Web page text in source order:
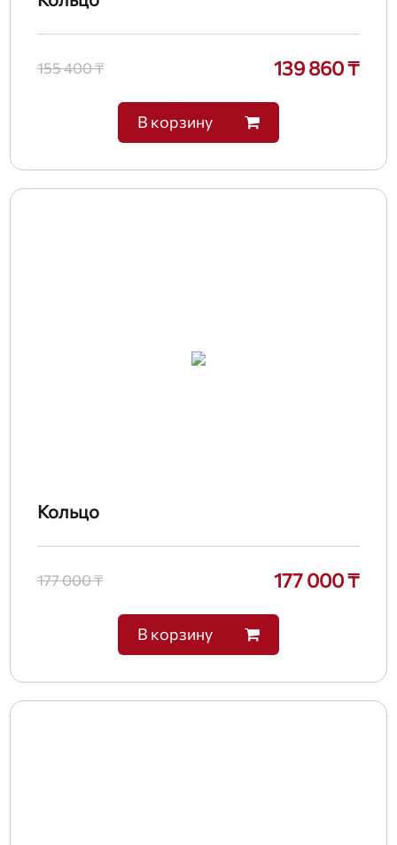
155 400 ₸ 139 860 ₸
В корзину
Кольцо
177 000 ₸ 177 000 ₸
В корзину